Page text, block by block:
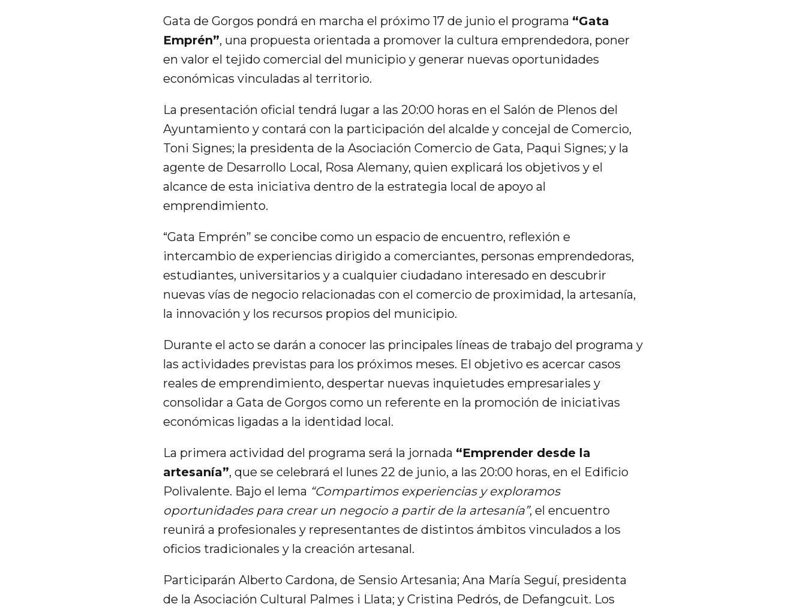
Gata de Gorgos pondrá en marcha el próximo 17 de junio el programa “Gata
Emprén”, una propuesta orientada a promover la cultura emprendedora, poner
en valor el tejido comercial del municipio y generar nuevas oportunidades
económicas vinculadas al territorio.
La presentación oficial tendrá lugar a las 20:00 horas en el Salón de Plenos del
Ayuntamiento y contará con la participación del alcalde y concejal de Comercio,
Toni Signes; la presidenta de la Asociación Comercio de Gata, Paqui Signes; y la
agente de Desarrollo Local, Rosa Alemany, quien explicará los objetivos y el
alcance de esta iniciativa dentro de la estrategia local de apoyo al
emprendimiento.
“Gata Emprén” se concibe como un espacio de encuentro, reflexión e
intercambio de experiencias dirigido a comerciantes, personas emprendedoras,
estudiantes, universitarios y a cualquier ciudadano interesado en descubrir
nuevas vías de negocio relacionadas con el comercio de proximidad, la artesanía,
la innovación y los recursos propios del municipio.
Durante el acto se darán a conocer las principales líneas de trabajo del programa y
las actividades previstas para los próximos meses. El objetivo es acercar casos
reales de emprendimiento, despertar nuevas inquietudes empresariales y
consolidar a Gata de Gorgos como un referente en la promoción de iniciativas
económicas ligadas a la identidad local.
La primera actividad del programa será la jornada “Emprender desde la
artesanía”, que se celebrará el lunes 22 de junio, a las 20:00 horas, en el Edificio
Polivalente. Bajo el lema “Compartimos experiencias y exploramos
oportunidades para crear un negocio a partir de la artesanía”, el encuentro
reunirá a profesionales y representantes de distintos ámbitos vinculados a los
oficios tradicionales y la creación artesanal.
Participarán Alberto Cardona, de Sensio Artesania; Ana María Seguí, presidenta
de la Asociación Cultural Palmes i Llata; y Cristina Pedrós, de Defangcuit. Los